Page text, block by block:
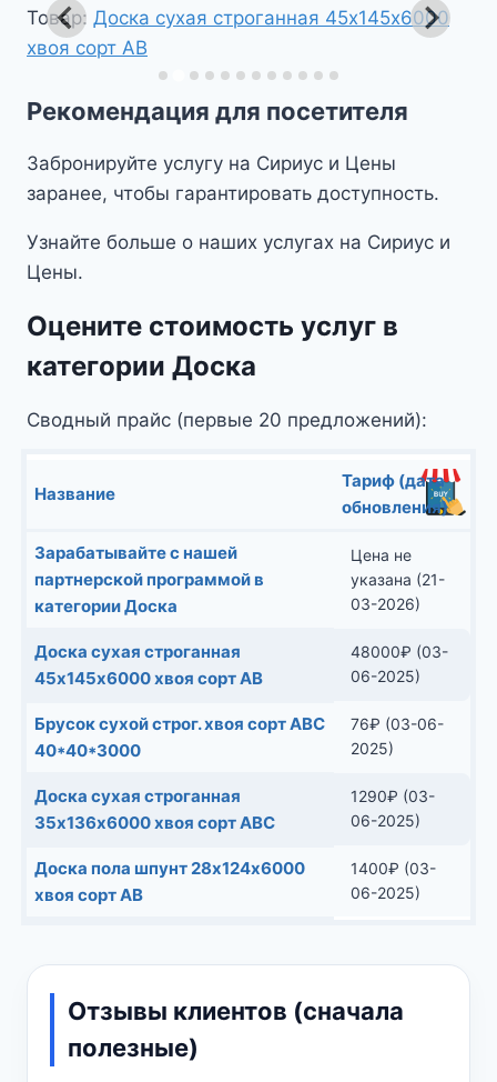
Оценка5
из 5
Товар: Доска пола шпунт 28х124х6000 хвоя
сорт АВ
Рекомендация для посетителя
Забронируйте услугу на Сириус и Цены
заранее, чтобы гарантировать доступность.
Узнайте больше о наших услугах на Сириус и
Цены.
Оцените стоимость услуг в
категории Доска
Сводный прайс (первые 20 предложений):
Название
Тариф (дата
обновления)
Зарабатывайте с нашей
партнерской программой в
категории Доска
Цена не
указана (21-
03-2026)
Доска сухая строганная
45х145х6000 хвоя сорт АВ
48000₽ (03-
06-2025)
Брусок сухой строг. хвоя сорт АВС
40*40*3000
76₽ (03-06-
2025)
Доска сухая строганная
35х136х6000 хвоя сорт АВС
1290₽ (03-
06-2025)
Доска пола шпунт 28х124х6000
хвоя сорт АВ
1400₽ (03-
06-2025)
Отзывы клиентов (сначала
полезные)